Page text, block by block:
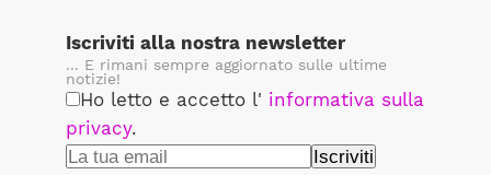
Iscriviti alla nostra newsletter
... E rimani sempre aggiornato sulle ultime
notizie!
Ho letto e accetto l' informativa sulla
privacy.